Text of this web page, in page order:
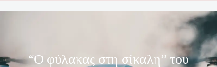
“O φύλακας στη σίκαλη” του